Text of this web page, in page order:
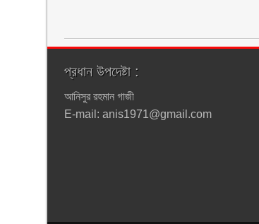
প্রধান উপদেষ্টা :
আনিসুর রহমান গাজী
E-mail: anis1971@gmail.com